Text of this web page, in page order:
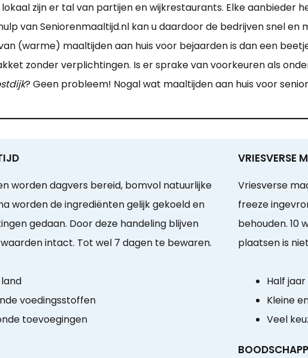
lokaal zijn er tal van partijen en wijkrestaurants. Elke
van Seniorenmaaltijd.nl kan u daardoor de bedrijven snel
(warme) maaltijden aan huis voor bejaarden is dan een
zonder verplichtingen. Is er sprake van voorkeuren als
? Geen probleem! Nogal wat maaltijden aan huis voor
worden dagvers bereid, bomvol natuurlijke
worden de ingrediënten gelijk gekoeld en
gedaan. Door deze handeling blijven
intact. Tot wel 7 dagen te bewaren.
voedingsstoffen
toevoegingen
VRIESVERSE
Vriesverse
freeze
behouden. 10
plaatsen is
Half
Kleine
Veel